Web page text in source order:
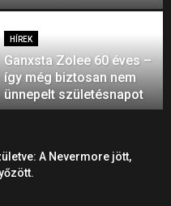
HÍREK
Ganxsta Zolee 60 éves –
így még biztosan nem
ünnepelt születésnapot
A Nevermore jött,